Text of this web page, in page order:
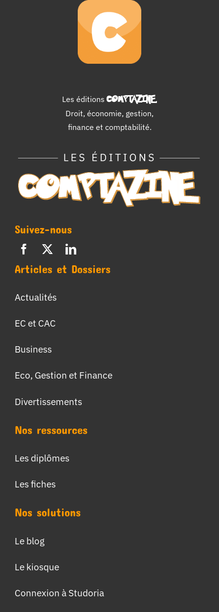
Les éditions COMPTAZINE.
Droit, économie, gestion,
finance et comptabilité.
Suivez-nous
Articles et Dossiers
Actualités
EC et CAC
Business
Eco, Gestion et Finance
Divertissements
Nos ressources
Les diplômes
Les fiches
Nos solutions
Le blog
Le kiosque
Connexion à Studoria